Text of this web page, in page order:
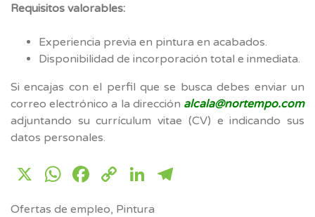
Requisitos valorables:
Experiencia previa en pintura en acabados.
Disponibilidad de incorporación total e inmediata.
Si encajas con el perfil que se busca debes enviar un
correo electrónico a la dirección alcala@nortempo.com
adjuntando su currículum vitae (CV) e indicando sus
datos personales.
X WhatsApp
Facebook
CopyLinkedIn
Ofertas de empleo, Pintura